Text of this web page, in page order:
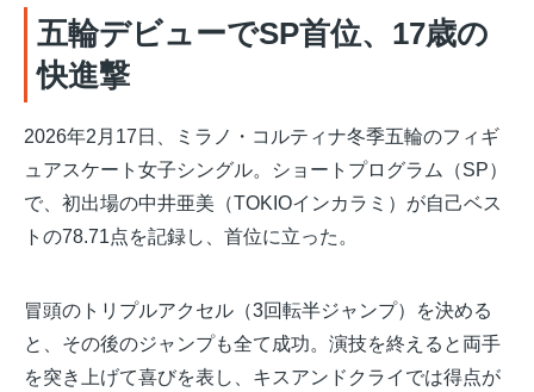
五輪デビューでSP首位、17歳の
快進撃
2026年2月17日、ミラノ・コルティナ冬季五輪のフィギ
ュアスケート女子シングル。ショートプログラム（SP）
で、初出場の中井亜美（TOKIOインカラミ）が自己ベス
トの78.71点を記録し、首位に立った。
冒頭のトリプルアクセル（3回転半ジャンプ）を決める
と、その後のジャンプも全て成功。演技を終えると両手
を突き上げて喜びを表し、キスアンドクライでは得点が